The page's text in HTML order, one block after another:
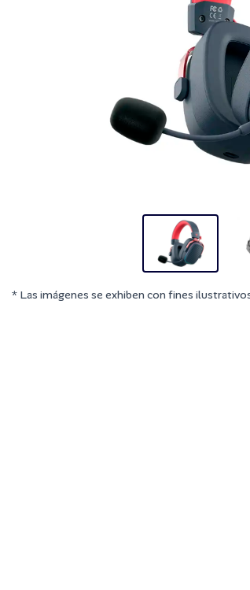
* Las imágenes se exhiben con fines